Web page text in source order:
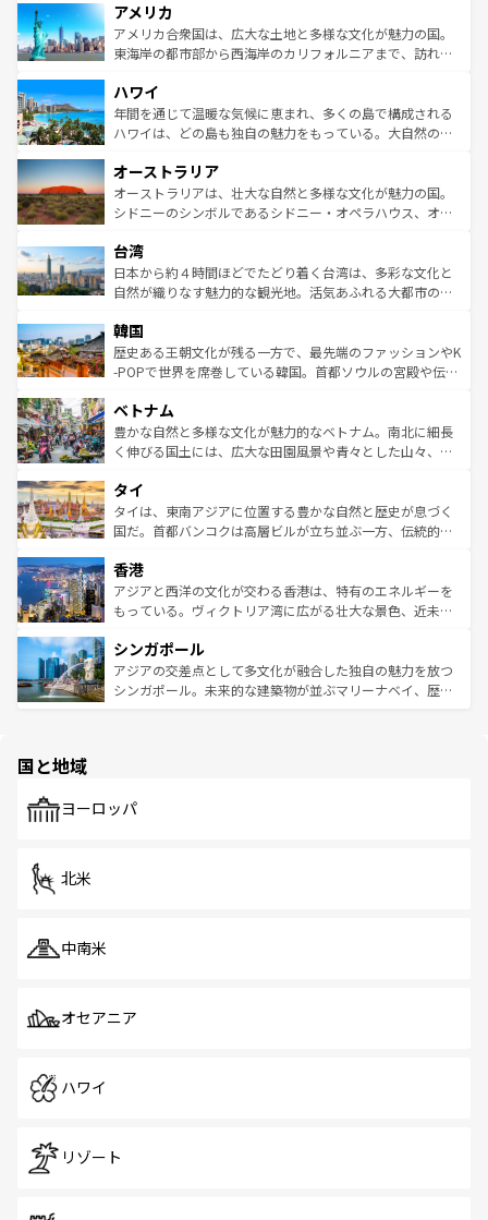
ンツ一覧を参照してほしい。
の建物がそのまま残る町や、スイスならではのユニークな
博物館もあり、アルプス観光だけでなく町歩きも満喫する
ことができる。国民の所得が高いため物価も高いが、旅行
ば市内交通費無料で観光を楽しむこともできる。 なお、新
着のスイス情報はコンテンツ一覧 を参照してほしい。
アメリカ
アメリカ合衆国は、広大な土地と多様な文化が魅力の国。
東海岸の都市部から西海岸のカリフォルニアまで、訪れる
のような巨大都市は、観光、ショッピング、エンターテイ
ンメントが詰まった刺激的なスポットだ。一方、アメリカ
西部には大自然が広がり、グランドキャニオンやイエロー
部のニューオーリンズでは、音楽と美食が融合した独特の
文化が魅力。旅行者はアメリカの各地域で異なる魅力を楽
しみながら、その多様性と豊かな歴史を感じることができ
ならではの贅沢な旅のスタイルだ。 なお、新着のアメリカ
情報はコンテンツ一覧を参照してほしい。
ハワイ
年間を通じて温暖な気候に恵まれ、多くの島で構成される
ハワイは、どの島も独自の魅力をもっている。大自然の神
ワイ島は見逃せない。また、定番の観光地といえばオアフ
島だが、静かな自然を求めるならマウイ島やカウアイ島が
おすすめ。エメラルドグリーンに輝く海をはじめ、豊かな
れるおもてなしの心で訪れる人々を迎えてくれるハワイの
人々、おいしいローカルフードやハワイアンミュージッ
ク、伝統的なフラダンスなど、すべてがハワイの魅力を彩
ワイを、存分に味わってほしい。 なお、新着のハワイ情報
はコンテンツ一覧を参照してほしい。
オーストラリア
オーストラリアは、壮大な自然と多様な文化が魅力の国。
シドニーのシンボルであるシドニー・オペラハウス、オー
リアリーフや大陸中央部にそびえるウルル（エアーズロッ
ク）、タスマニアの美しい原生林やケアンズの熱帯雨林な
ど、見どころがたくさん。また、カフェやワイン、オージ
いる。アクティビティも充実しており、サーフィンやダイ
ビング、ハイキングなど、アウトドア好きにはたまらな
い。オーストラリアの多彩な魅力を存分に味わいつくそ
参照してほしい。
台湾
日本から約４時間ほどでたどり着く台湾は、多彩な文化と
自然が織りなす魅力的な観光地。活気あふれる大都市の台
ン）、静ひつな山岳地帯である台湾東部など、都市の喧騒
と山間の静けさが共存しており、訪れる人に新しい発見と
驚きをもたらしてくれる。また、奥深い台湾の食文化も魅
容にもいいと評判のスイーツなど、バラエティ豊かな料理
が味わえる。 なお、新着の台湾情報は コンテンツ一覧を参
照してほしい。
韓国
歴史ある王朝文化が残る一方で、最先端のファッションやK
-POPで世界を席巻している韓国。首都ソウルの宮殿や伝統
き、地方に足を延ばせば四季折々の自然美を楽しむことが
できる。そして、キムチや焼肉、絶品のストリートフード
まで、さまざまな韓国料理が待っている。夜には、韓国な
リティに包まれながら、韓国の多彩な魅力を心ゆくまで味
わってみてほしい。 なお、新着の韓国情報はコンテンツ一
覧を参照してほしい。
ベトナム
豊かな自然と多様な文化が魅力的なベトナム。南北に細長
く伸びる国土には、広大な田園風景や青々とした山々、世
急速な発展と共に伝統が息づく。ハノイの古い町並みやホ
ーチミン市のフランス統治時代の建物も、独特の雰囲気を
醸し出している。また、バラエティの豊かさとおいしさで
とつ。フォーやバインミー、ベトナムコーヒーなどは、ぜ
ひ現地で味わいたい。どの地域を訪れてもあたたかい人々
が旅行者を迎えてくれるので、きっと忘れられない旅にな
参照してほしい。
タイ
タイは、東南アジアに位置する豊かな自然と歴史が息づく
国だ。首都バンコクは高層ビルが立ち並ぶ一方、伝統的な
の活気が交差している。北部ではチェンマイなどの山岳地
帯で自然と触れ合い、南部ではプーケットやクラビの美し
いビーチでリゾート気分を楽しむことができる。タイ料理
激する。気候は一年中温暖で、どの季節にも異なる楽しみ
が待っている。親しみやすいタイの人々、仏教を中心とし
た文化、そして多様な観光資源が、訪れる旅人を魅了し続
香港
アジアと西洋の文化が交わる香港は、特有のエネルギーを
もっている。ヴィクトリア湾に広がる壮大な景色、近未来
み、どこを訪れても感動するはず。観光スポットが密集し
ており、効率よく見どころを回れるのも魅力。息をのむよ
うな絶景から文化的な体験まで、香港を存分に楽しみ尽く
シンガポール
アジアの交差点として多文化が融合した独自の魅力を放つ
シンガポール。未来的な建築物が並ぶマリーナベイ、歴史
で、ホーカーズは地元の風情を楽しめる外せないスポット
国と地域
ヨーロッパ
北米
中南米
オセアニア
ハワイ
リゾート